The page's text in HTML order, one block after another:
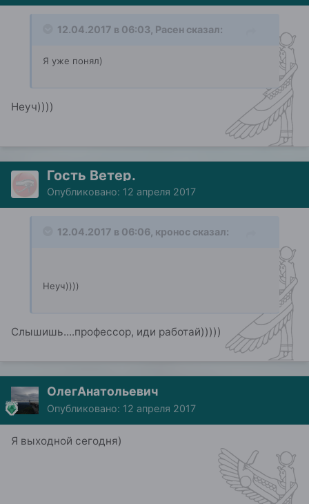
12.04.2017 в 06:03, Расен сказал:
Я уже понял)
Неуч))))
Гость Ветер.
Опубликовано: 12 апреля 2017
12.04.2017 в 06:06, кронос сказал:
Неуч))))
Слышишь....профессор, иди работай)))))
ОлегАнатольевич
Опубликовано: 12 апреля 2017
Я выходной сегодня)